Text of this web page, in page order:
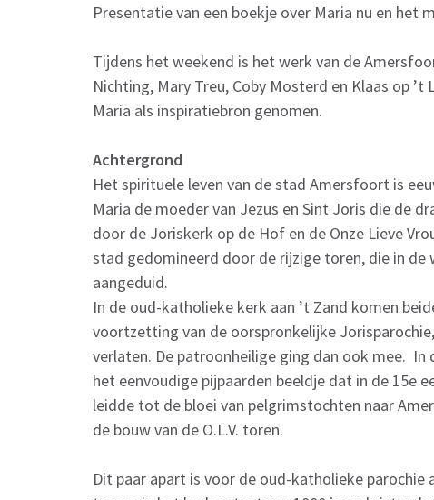
Presentatie van een boekje over Maria nu en het
Tijdens het weekend is het werk van de
Nichting, Mary Treu, Coby Mosterd en Klaas op
Maria als inspiratiebron genomen.
Achtergrond
Het spirituele leven van de stad Amersfoort is
Maria de moeder van Jezus en Sint Joris die de
door de Joriskerk op de Hof en de Onze Lieve
stad gedomineerd door de rijzige toren, die in
aangeduid.
In de oud-katholieke kerk aan ’t Zand komen
voortzetting van de oorspronkelijke
verlaten. De patroonheilige ging dan ook mee.
het eenvoudige pijpaarden beeldje dat in de 15e
leidde tot de bloei van pelgrimstochten naar
de bouw van de O.L.V. toren.
Dit paar apart is voor de oud-katholieke